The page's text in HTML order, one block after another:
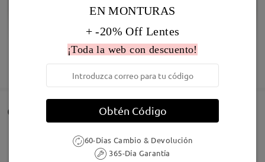
Infomación de Modelo
MOSTRAR MÁS
Comentarios de Clientes
obtener gafas satisfechas
EN MONTURAS
+ -20% Off Lentes
¡Toda la web con descuento!
Obtén Código
60-Días Cambio & Devolución
365-Día Garantía